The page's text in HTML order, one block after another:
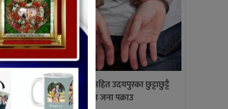
लागु औषध सहित उदयपुरका छुट्टाछुट्टै
स्थानबाट तीन जना पक्राउ